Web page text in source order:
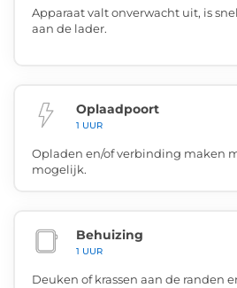
Apparaat valt onverwacht uit, is
aan de lader.
Oplaadpoort
1 UUR
Opladen en/of verbinding maken
mogelijk.
Behuizing
1 UUR
Deuken of krassen aan de randen